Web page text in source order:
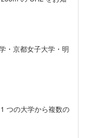
・京都女子大学・明
つの大学から複数の